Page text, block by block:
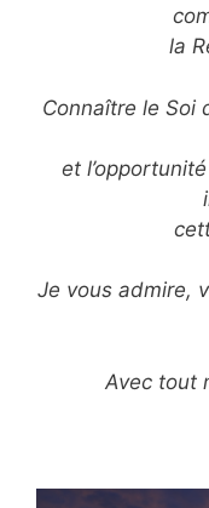
la
Connaître le Soi
et
Je vous admire,
Avec tout